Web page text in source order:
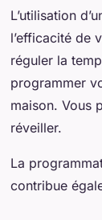
L’utilisation
l’efficacité de
réguler la
programmer
maison. Vous
réveiller.
La
contribue